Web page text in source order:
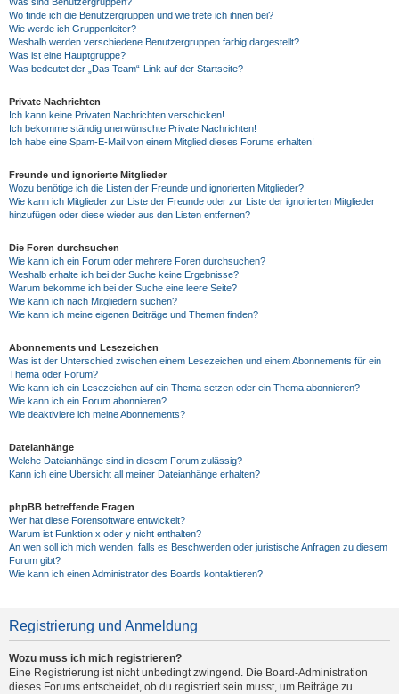
Wo finde ich die Benutzergruppen und wie trete ich ihnen bei?
Wie werde ich Gruppenleiter?
Weshalb werden verschiedene Benutzergruppen farbig dargestellt?
Was ist eine Hauptgruppe?
Was bedeutet der „Das Team“-Link auf der Startseite?
Private Nachrichten
Ich kann keine Privaten Nachrichten verschicken!
Ich bekomme ständig unerwünschte Private Nachrichten!
Ich habe eine Spam-E-Mail von einem Mitglied dieses Forums erhalten!
Freunde und ignorierte Mitglieder
Wozu benötige ich die Listen der Freunde und ignorierten Mitglieder?
Wie kann ich Mitglieder zur Liste der Freunde oder zur Liste der ignorierten Mitglieder
hinzufügen oder diese wieder aus den Listen entfernen?
Die Foren durchsuchen
Wie kann ich ein Forum oder mehrere Foren durchsuchen?
Weshalb erhalte ich bei der Suche keine Ergebnisse?
Warum bekomme ich bei der Suche eine leere Seite?
Wie kann ich nach Mitgliedern suchen?
Wie kann ich meine eigenen Beiträge und Themen finden?
Abonnements und Lesezeichen
Was ist der Unterschied zwischen einem Lesezeichen und einem Abonnements für ein
Thema oder Forum?
Wie kann ich ein Lesezeichen auf ein Thema setzen oder ein Thema abonnieren?
Wie kann ich ein Forum abonnieren?
Wie deaktiviere ich meine Abonnements?
Dateianhänge
Welche Dateianhänge sind in diesem Forum zulässig?
Kann ich eine Übersicht all meiner Dateianhänge erhalten?
phpBB betreffende Fragen
Wer hat diese Forensoftware entwickelt?
Warum ist Funktion x oder y nicht enthalten?
An wen soll ich mich wenden, falls es Beschwerden oder juristische Anfragen zu diesem
Forum gibt?
Wie kann ich einen Administrator des Boards kontaktieren?
Registrierung und Anmeldung
Wozu muss ich mich registrieren?
Eine Registrierung ist nicht unbedingt zwingend. Die Board-Administration
dieses Forums entscheidet, ob du registriert sein musst, um Beiträge zu